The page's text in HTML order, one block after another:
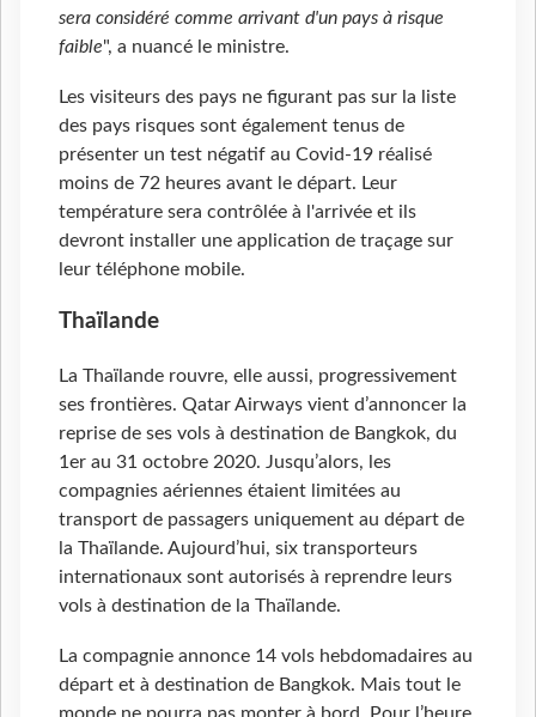
sera considéré comme arrivant d'un pays à risque
faible", a nuancé le ministre.
Les visiteurs des pays ne figurant pas sur la liste
des pays risques sont également tenus de
présenter un test négatif au Covid-19 réalisé
moins de 72 heures avant le départ. Leur
température sera contrôlée à l'arrivée et ils
devront installer une application de traçage sur
leur téléphone mobile.
Thaïlande
La Thaïlande rouvre, elle aussi, progressivement
ses frontières. Qatar Airways vient d’annoncer la
reprise de ses vols à destination de Bangkok, du
1er au 31 octobre 2020. Jusqu’alors, les
compagnies aériennes étaient limitées au
transport de passagers uniquement au départ de
la Thaïlande. Aujourd’hui, six transporteurs
internationaux sont autorisés à reprendre leurs
vols à destination de la Thaïlande.
La compagnie annonce 14 vols hebdomadaires au
départ et à destination de Bangkok. Mais tout le